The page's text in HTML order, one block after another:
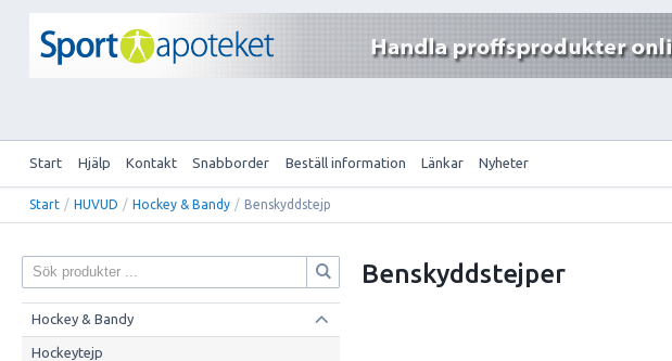
Start Hjälp Kontakt Snabborder Beställ information Länkar Nyheter
Start / HUVUD / Hockey & Bandy / Benskyddstejp
Hockey & Bandy
Hockeytejp
Benskyddstejper